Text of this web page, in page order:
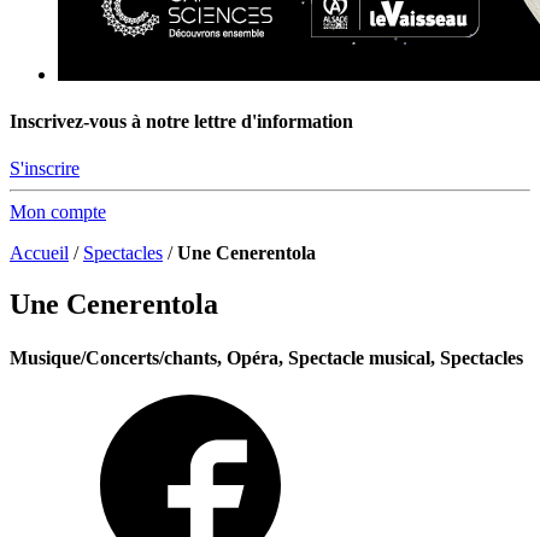
Inscrivez-vous à notre lettre d'information
S'inscrire
Mon compte
Accueil / Spectacles /Une Cenerentola
Une Cenerentola
Musique/Concerts/chants, Opéra, Spectacle musical, Spectacles